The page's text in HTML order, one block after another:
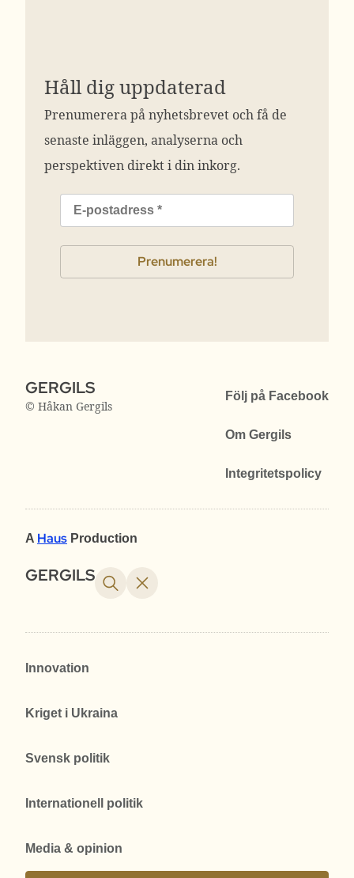
Håll dig uppdaterad
Prenumerera på nyhetsbrevet och få de
senaste inläggen, analyserna och
perspektiven direkt i din inkorg.
GERGILS
© Håkan Gergils
Följ på Facebook
Om Gergils
Integritetspolicy
A Haus Production
GERGILS
Innovation
Kriget i Ukraina
Svensk politik
Internationell politik
Media & opinion